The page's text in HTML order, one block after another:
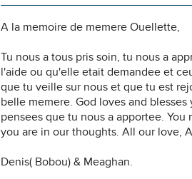
A la memoire de memere Ouellette,
Tu nous a tous pris soin, tu nous a
l'aide ou qu'elle etait demandee et
que tu veille sur nous et que tu est
belle memere. God loves and
pensees que tu nous a apportee.
you are in our thoughts. All our love,
Denis( Bobou) & Meaghan.